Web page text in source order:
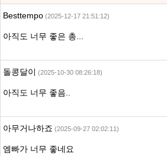
Besttempo (2025-12-17 21:51:12)
아직도 너무 좋은 총...
돌콩달이 (2025-10-30 08:26:18)
아직도 너무 좋음..
아무거나하죠 (2025-09-27 02:02:11)
엠빠가 너무 좋네요